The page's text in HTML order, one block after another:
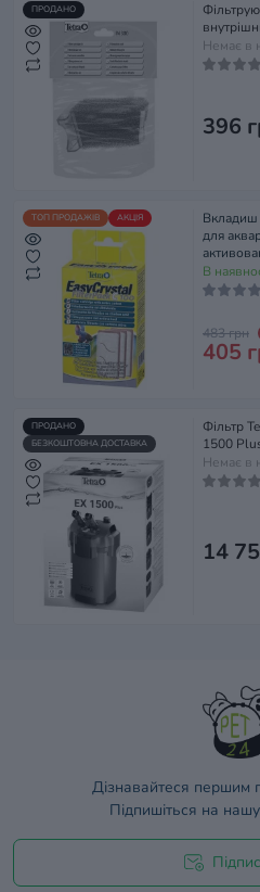
ПРОДАНО
Немає в
396
ТОП ПРОДАЖІВ АКЦІЯ
Вкладиш
для
В
483 грн
405
ПРОДАНО
БЕЗКОШТОВНА ДОСТАВКА
Фільтр
1500
Немає в
14
Дізнавайтеся першим
Підпишіться на